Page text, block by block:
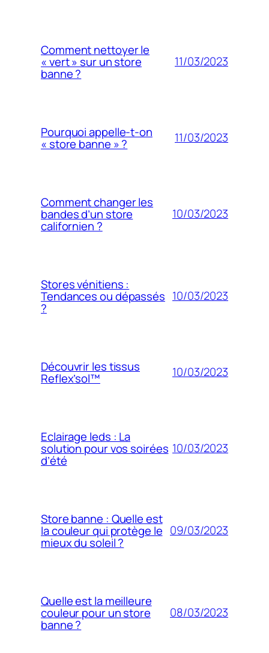
Comment nettoyer le
« vert » sur un store
banne ?
11/03/2023
Pourquoi appelle-t-on
« store banne » ? 11/03/2023
Comment changer les
bandes d’un store
californien ?
10/03/2023
Stores vénitiens :
Tendances ou dépassés
?
10/03/2023
Découvrir les tissus
Reflex’sol™ 10/03/2023
Eclairage leds : La
solution pour vos soirées
d’été
10/03/2023
Store banne : Quelle est
la couleur qui protège le
mieux du soleil ?
09/03/2023
Quelle est la meilleure
couleur pour un store
banne ?
08/03/2023